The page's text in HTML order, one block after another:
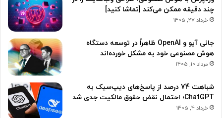
چند دقیقه ممکن می‌کند [تماشا کنید]
خرداد 27, 1405
جانی آیو و OpenAI ظاهراً در توسعه دستگاه
هوش مصنوعی خود به مشکل خورده‌اند
مرداد 10, 1405
شباهت 74 درصد از پاسخ‌های دیپ‌سیک به
ChatGPT؛ احتمال نقض حقوق مالکیت جدی شد
خرداد 4, 1405